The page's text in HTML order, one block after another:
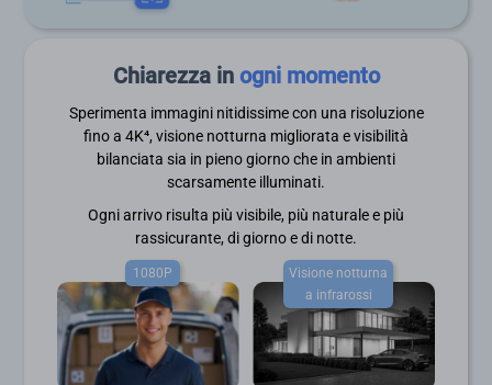
Chiarezza inogni momento
Sperimenta immagini nitidissime con una risoluzione
fino a 4K⁴, visione notturna migliorata e visibilità
bilanciata sia in pieno giorno che in ambienti
scarsamente illuminati.
Ogni arrivo risulta più visibile, più naturale e più
rassicurante, di giorno e di notte.
1080P
Visione notturna
a infrarossi